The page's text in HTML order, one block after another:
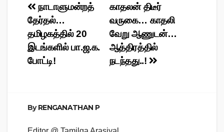
Post
navigation
காதலன் திடீர்
வருகை… காதலி
வேறு ஆணுடன்…
ஆத்திரத்தில்
நடந்தது..!
நாடாளுமன்றத்
தேர்தல்…
தமிழகத்தில் 20
இடங்களில் பா.ஜ.க.
போட்டி!
ByRENGANATHAN P